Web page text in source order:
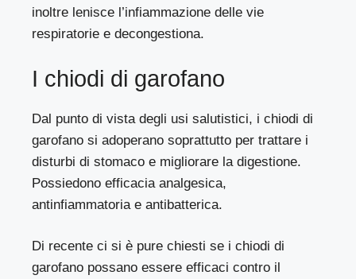
inoltre lenisce l’infiammazione delle vie
respiratorie e decongestiona.
I chiodi di garofano
Dal punto di vista degli usi salutistici, i chiodi di
garofano si adoperano soprattutto per trattare i
disturbi di stomaco e migliorare la digestione.
Possiedono efficacia analgesica,
antinfiammatoria e antibatterica.
Di recente ci si è pure chiesti se i chiodi di
garofano possano essere efficaci contro il